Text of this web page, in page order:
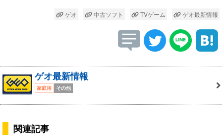
ゲオ 中古ソフト TVゲーム ゲオ最新情報
ゲオ最新情報
家庭用 その他
関連記事